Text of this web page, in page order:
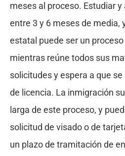
meses al proceso. Estudiar y
entre 3 y 6 meses de media,
estatal puede ser un
mientras reúne todos sus
solicitudes y espera a que
de licencia. La inmigración
larga de este proceso, y
solicitud de visado o de
un plazo de tramitación de